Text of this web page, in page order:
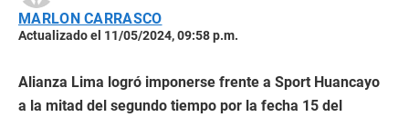
MARLON CARRASCO
Actualizado el 11/05/2024, 09:58 p.m.
Alianza Lima logró imponerse frente a Sport Huancayo
a la mitad del segundo tiempo por la fecha 15 del